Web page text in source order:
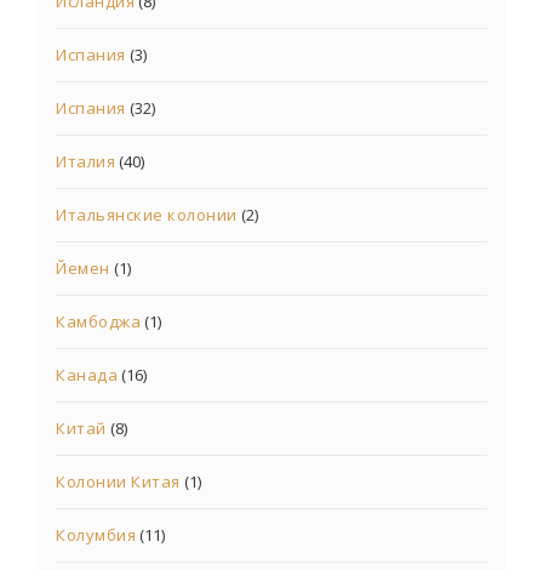
Испания (3)
Испания (32)
Италия (40)
Итальянские колонии (2)
Йемен (1)
Камбоджа (1)
Канада (16)
Китай (8)
Колонии Китая (1)
Колумбия (11)